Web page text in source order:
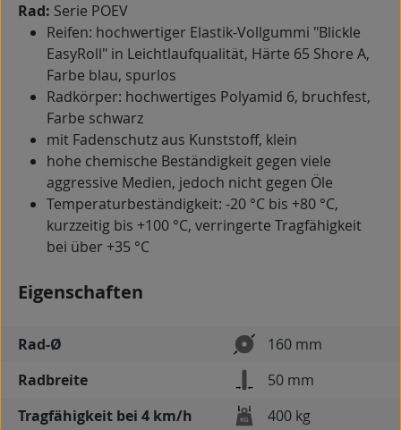
Rad: Serie POEV
Reifen: hochwertiger Elastik-Vollgummi "Blickle
EasyRoll" in Leichtlaufqualität, Härte 65 Shore A,
Farbe blau, spurlos
Radkörper: hochwertiges Polyamid 6, bruchfest,
Farbe schwarz
mit Fadenschutz aus Kunststoff, klein
hohe chemische Beständigkeit gegen viele
aggressive Medien, jedoch nicht gegen Öle
Temperaturbeständigkeit: -20 °C bis +80 °C,
kurzzeitig bis +100 °C, verringerte Tragfähigkeit
bei über +35 °C
Eigenschaften
Rad-Ø
160 mm
Radbreite
50 mm
Tragfähigkeit bei 4 km/h
400 kg